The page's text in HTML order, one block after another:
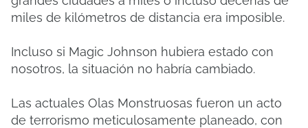
miles de kilómetros de distancia era imposible.
Incluso si Magic Johnson hubiera estado con
nosotros, la situación no habría cambiado.
Las actuales Olas Monstruosas fueron un acto
de terrorismo meticulosamente planeado, con